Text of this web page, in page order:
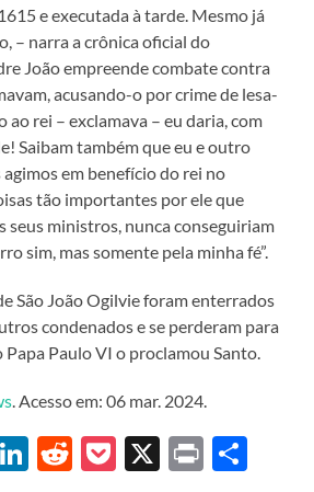
e executada à tarde. Mesmo já
– narra a crônica oficial do
João empreende combate contra
acusando-o por crime de lesa-
ao rei – exclamava – eu daria, com
Saibam também que eu e outro
agimos em benefício do rei no
tão importantes por ele que
seus ministros, nunca conseguiriam
sim, mas somente pela minha fé”.
São João Ogilvie foram enterrados
condenados e se perderam para
Papa Paulo VI o proclamou Santo.
. Acesso em: 06 mar. 2024.
LinkedIn
Reddit
Pocket
X Print